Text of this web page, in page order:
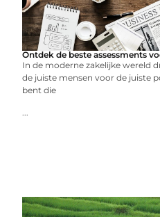
Ontdek de beste assessments
In de moderne zakelijke wereld
de juiste mensen voor de juiste
bent die
...